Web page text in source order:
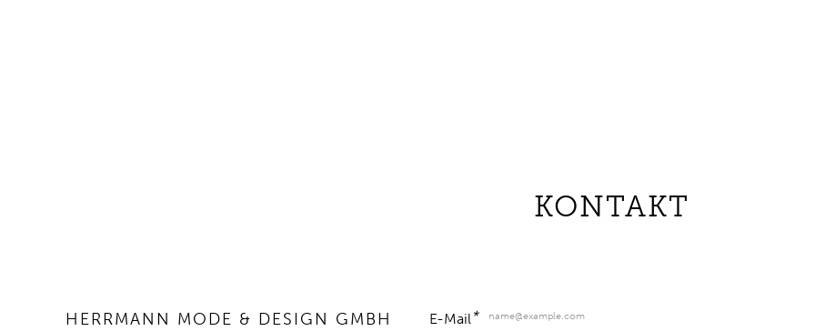
KONTAKT
HERRMANN MODE & DESIGN GMBH
E-Mail* name@example.com